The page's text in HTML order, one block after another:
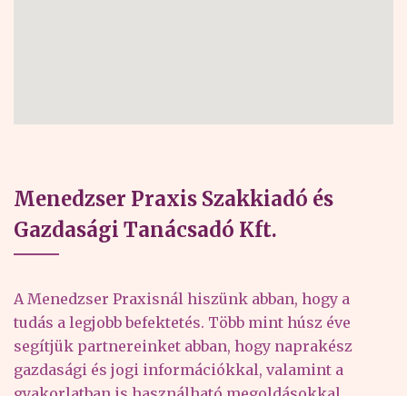
Menedzser Praxis Szakkiadó és
Gazdasági Tanácsadó Kft.
A Menedzser Praxisnál hiszünk abban, hogy a
tudás a legjobb befektetés. Több mint húsz éve
segítjük partnereinket abban, hogy naprakész
gazdasági és jogi információkkal, valamint a